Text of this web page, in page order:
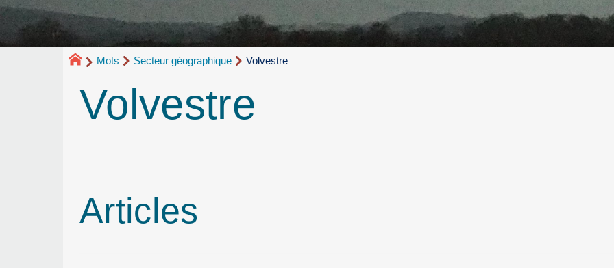
Mots Secteur géographique Volvestre
Volvestre
Articles